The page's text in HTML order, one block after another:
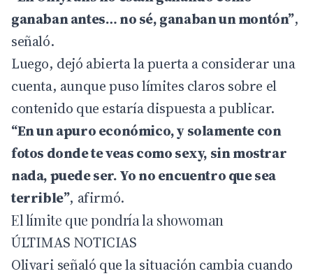
ganaban antes… no sé, ganaban un montón”,
señaló.
Luego, dejó abierta la puerta a considerar una
cuenta, aunque puso límites claros sobre el
contenido que estaría dispuesta a publicar.
“En un apuro económico, y solamente con
fotos donde te veas como sexy, sin mostrar
nada, puede ser. Yo no encuentro que sea
terrible”, afirmó.
El límite que pondría la showoman
ÚLTIMAS NOTICIAS
Olivari señaló que la situación cambia cuando